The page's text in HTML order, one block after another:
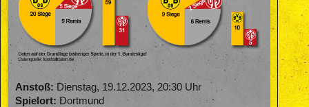
Anstoß: Dienstag, 19.12.2023, 20:30 Uhr
Spielort: Dortmund